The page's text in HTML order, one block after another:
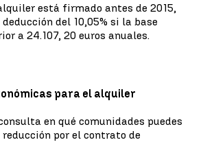
está firmado antes de 2015,
del 10,05% si la base
a 24.107, 20 euros anuales.
para el alquiler
en qué comunidades puedes
por el contrato de